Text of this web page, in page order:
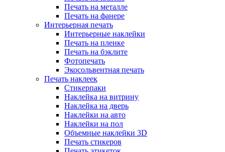
Печать на металле
Печать на фанере
Интерьерная печать
Интерьерные наклейки
Печать на пленке
Печать на бэклите
Фотопечать
Экосольвентная печать
Печать наклеек
Стикерпаки
Наклейка на витрину
Наклейка на дверь
Наклейки на авто
Наклейки на пол
Объемные наклейки 3D
Печать стикеров